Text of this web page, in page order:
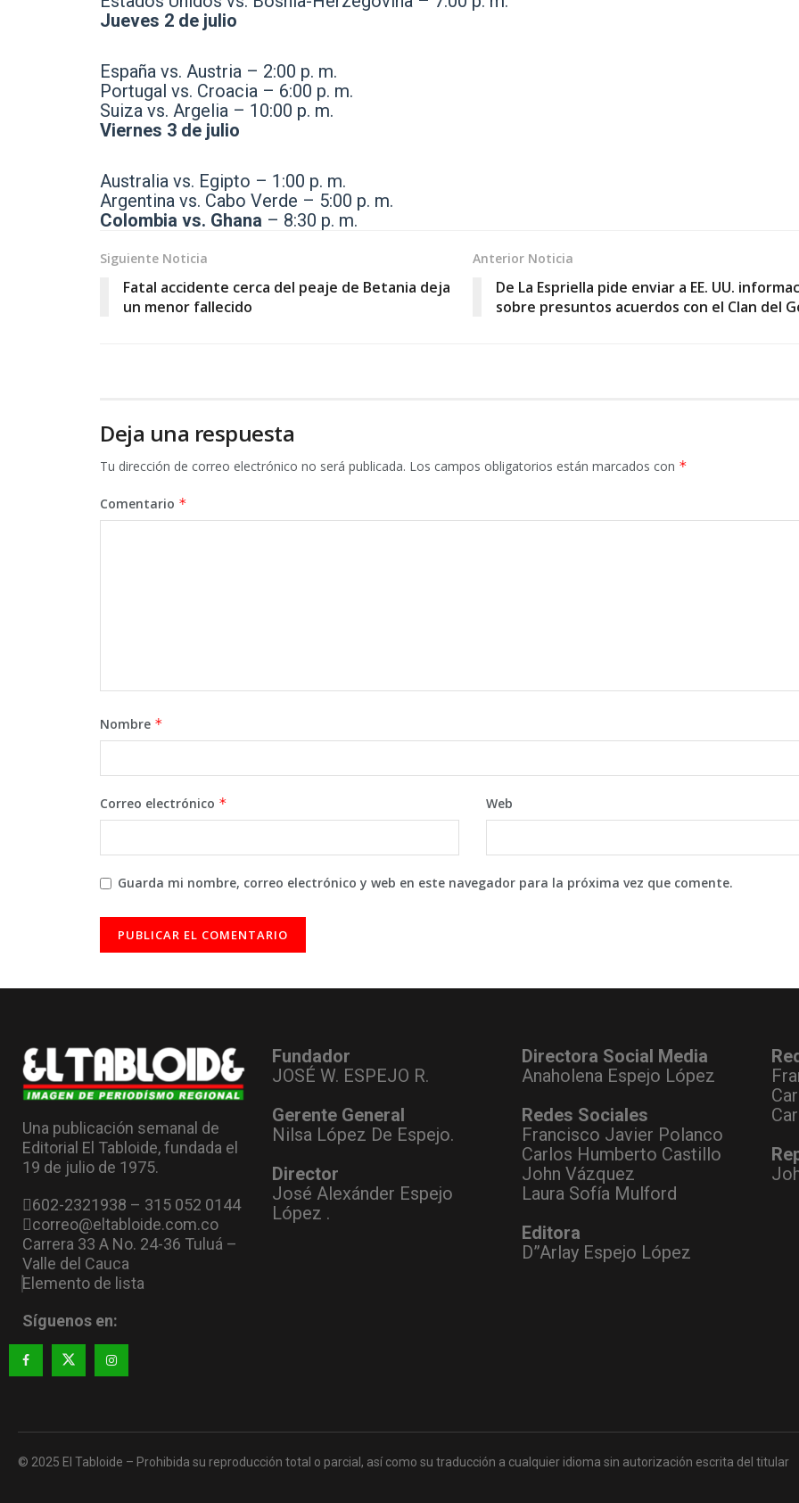
Jueves 2 de julio
España vs. Austria – 2:00 p. m.
Portugal vs. Croacia – 6:00 p. m.
Suiza vs. Argelia – 10:00 p. m.
Viernes 3 de julio
Australia vs. Egipto – 1:00 p. m.
Argentina vs. Cabo Verde – 5:00 p. m.
Colombia vs. Ghana – 8:30 p. m.
Siguiente Noticia
Fatal accidente cerca del peaje de Betania deja
un menor fallecido
Anterior Noticia
De La Espriella pide enviar a EE. UU.
sobre presuntos acuerdos con el Clan del
Deja una respuesta
Tu dirección de correo electrónico no será publicada. Los campos obligatorios están marcados con *
Comentario *
Nombre *
Correo electrónico * Web
Guarda mi nombre, correo electrónico y web en este navegador para la próxima vez que comente.
Una publicación semanal de
Editorial El Tabloide, fundada el
19 de julio de 1975.
602-2321938 – 315 052 0144
correo@eltabloide.com.co
Carrera 33 A No. 24-36 Tuluá –
Valle del Cauca
Elemento de lista
Síguenos en:
Fundador
JOSÉ W. ESPEJO R.
Gerente General
Nilsa López De Espejo.
Director
José Alexánder Espejo
López .
Directora Social Media
Anaholena Espejo López
Redes Sociales
Francisco Javier Polanco
Carlos Humberto Castillo
John Vázquez
Laura Sofía Mulford
Editora
D”Arlay Espejo López
© 2025 El Tabloide – Prohibida su reproducción total o parcial, así como su traducción a cualquier idioma sin autorización escrita del titular